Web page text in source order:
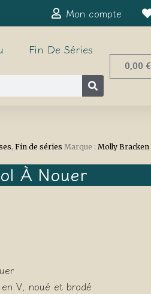
Mon compte
Fin De Séries
0,00 €
, Fin de séries Marque : Molly Bracken
À Nouer
V, noué et brodé